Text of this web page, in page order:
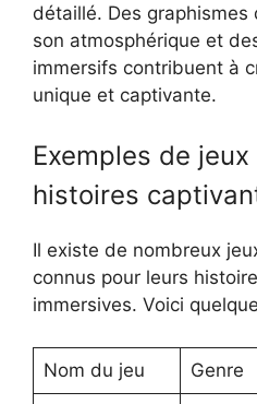
détaillé. Des
son atmosphérique et
immersifs contribuent à
unique et captivante.
Exemples de
histoires
Il existe de nombreux
connus pour leurs
immersives. Voici
Nom du jeu Genre